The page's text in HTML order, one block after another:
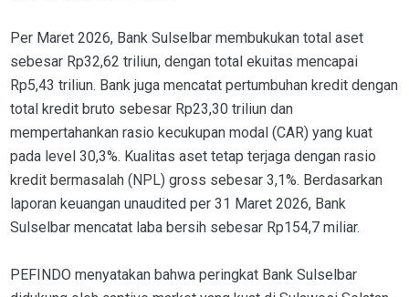
Per Maret 2026, Bank Sulselbar membukukan total aset
sebesar Rp32,62 triliun, dengan total ekuitas mencapai
Rp5,43 triliun. Bank juga mencatat pertumbuhan kredit dengan
total kredit bruto sebesar Rp23,30 triliun dan
mempertahankan rasio kecukupan modal (CAR) yang kuat
pada level 30,3%. Kualitas aset tetap terjaga dengan rasio
kredit bermasalah (NPL) gross sebesar 3,1%. Berdasarkan
laporan keuangan unaudited per 31 Maret 2026, Bank
Sulselbar mencatat laba bersih sebesar Rp154,7 miliar.
PEFINDO menyatakan bahwa peringkat Bank Sulselbar